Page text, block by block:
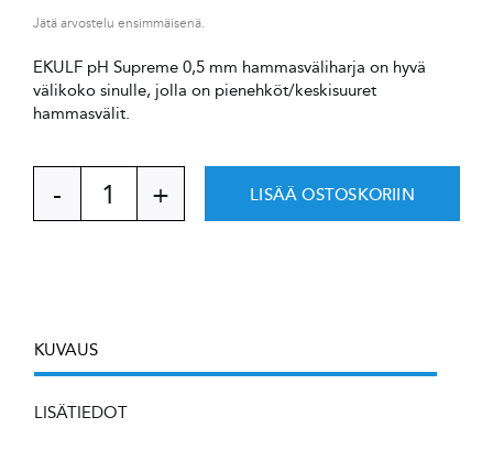
Jätä arvostelu ensimmäisenä.
EKULF pH Supreme 0,5 mm hammasväliharja on hyvä
välikoko sinulle, jolla on pienehköt/keskisuuret
hammasvälit.
EKULF
pH
LISÄÄ OSTOSKORIIN
KUVAUS
LISÄTIEDOT